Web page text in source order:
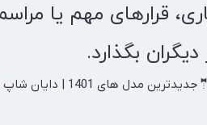
قرارهای مهم یا
بگذارد.